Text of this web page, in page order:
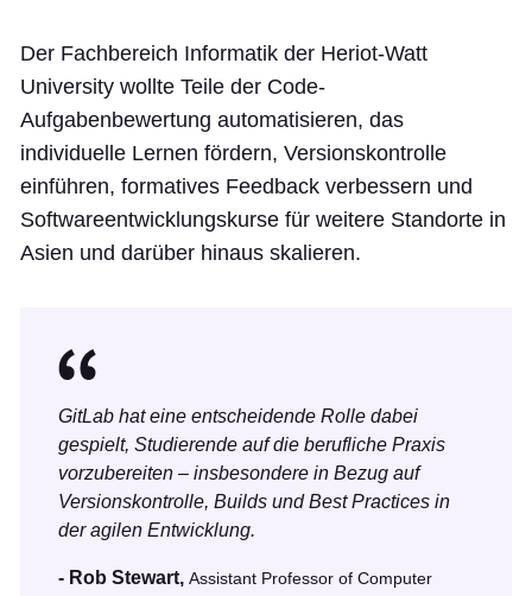
Der Fachbereich Informatik der Heriot-Watt
University wollte Teile der Code-
Aufgabenbewertung automatisieren, das
individuelle Lernen fördern, Versionskontrolle
einführen, formatives Feedback verbessern und
Softwareentwicklungskurse für weitere Standorte in
Asien und darüber hinaus skalieren.
GitLab hat eine entscheidende Rolle dabei
gespielt, Studierende auf die berufliche Praxis
vorzubereiten – insbesondere in Bezug auf
Versionskontrolle, Builds und Best Practices in
der agilen Entwicklung.
- Rob Stewart, Assistant Professor of Computer